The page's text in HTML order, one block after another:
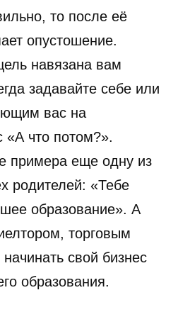
то после её
опустошение.
навязана вам
задавайте себе или
вас на
«А что потом?».
примера еще одну из
родителей: «Тебе
образование». А
торговым
свой бизнес
образования.